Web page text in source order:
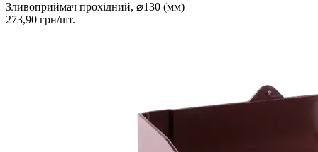
Зливоприймач прохідний, ⌀130 (мм)
273,90 грн/шт.